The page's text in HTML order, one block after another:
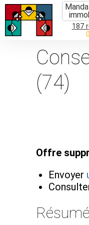
187
0
(74)
Offre
Envoyer